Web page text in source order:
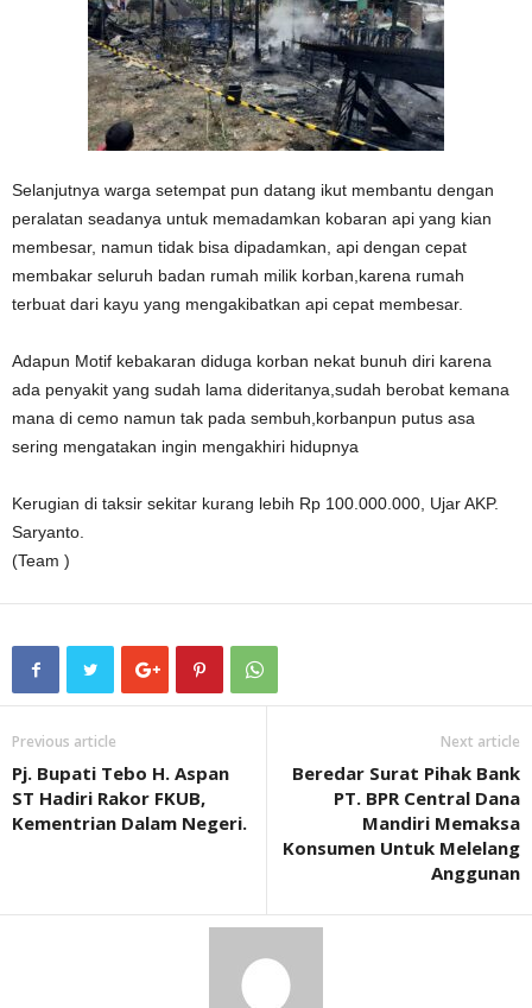
Selanjutnya warga setempat pun datang ikut membantu dengan
peralatan seadanya untuk memadamkan kobaran api yang kian
membesar, namun tidak bisa dipadamkan, api dengan cepat
membakar seluruh badan rumah milik korban,karena rumah
terbuat dari kayu yang mengakibatkan api cepat membesar.
Adapun Motif kebakaran diduga korban nekat bunuh diri karena
ada penyakit yang sudah lama dideritanya,sudah berobat kemana
mana di cemo namun tak pada sembuh,korbanpun putus asa
sering mengatakan ingin mengakhiri hidupnya
Kerugian di taksir sekitar kurang lebih Rp 100.000.000, Ujar AKP.
Saryanto.
(Team )
Previous article
Pj. Bupati Tebo H. Aspan
ST Hadiri Rakor FKUB,
Kementrian Dalam Negeri.
Next article
Beredar Surat Pihak Bank
PT. BPR Central Dana
Mandiri Memaksa
Konsumen Untuk Melelang
Anggunan